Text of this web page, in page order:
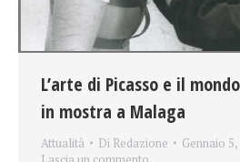
L’arte di Picasso e il
in mostra a Malaga
Attualità Di Redazione
Gennaio 5,